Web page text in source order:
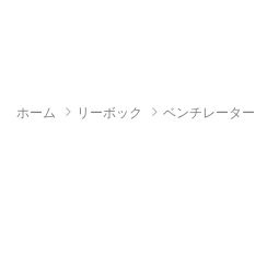
ホーム リーボック ベンチレーター